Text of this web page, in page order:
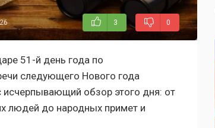
3 0
51-й день года по
следующего Нового года
обзор этого дня: от
людей до народных примет и